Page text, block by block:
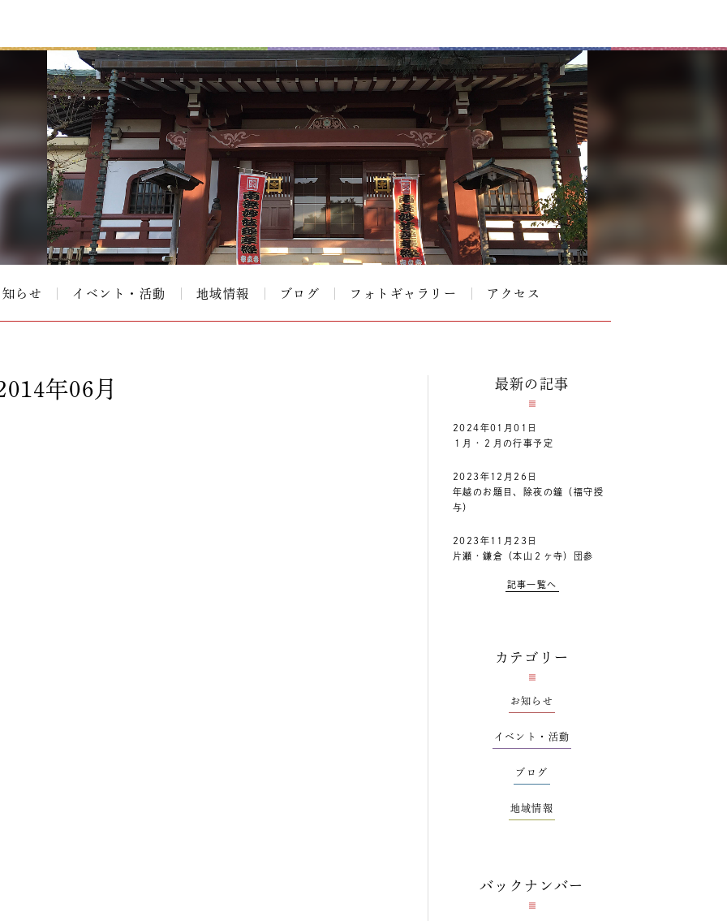
知らせ イベント・活動 地域情報 ブログ フォトギャラリー アクセス
年06月 最新の記事
2024年01月01日
１月・２月の行事予定
2023年12月26日
年越のお題目、除夜の鐘（福守授
与）
2023年11月23日
片瀬・鎌倉（本山２ヶ寺）団参
記事一覧へ
カテゴリー
お知らせ
イベント・活動
ブログ
地域情報
バックナンバー